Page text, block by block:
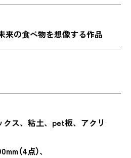
来の食べ物を想像する作品
ス、粘土、pet板、アクリ
（4点）、